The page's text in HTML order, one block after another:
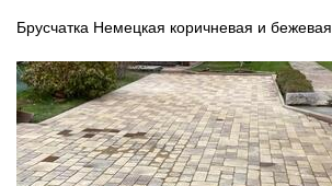
Брусчатка Немецкая коричневая и бежевая